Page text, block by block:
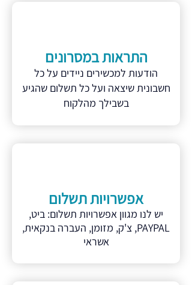
התראות במסרונים
הודעות למכשירים ניידים על כל
חשבונית שיצאה ועל כל תשלום שהגיע
בשבילך מהלקוח
אפשרויות תשלום
יש לנו מגוון אפשרויות תשלום: ביט,
PAYPAL, צ'ק, מזומן, העברה בנקאית,
אשראי